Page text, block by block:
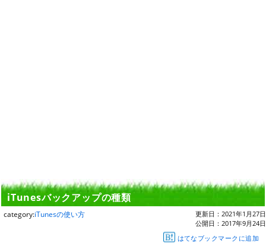
iTunesバックアップの種類
category:iTunesの使い方 更新日： 2021年1月27日
公開日： 2017年9月24日
はてなブックマークに追加